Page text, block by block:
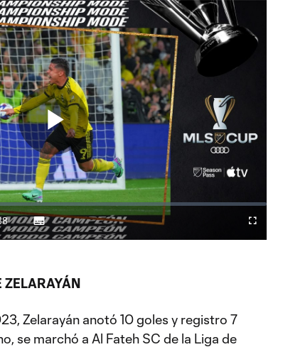
Play
Video
Subtitles
Fullscreen
ZELARAYÁN
Zelarayán anotó 10 goles y registro 7
se marchó a Al Fateh SC de la Liga de